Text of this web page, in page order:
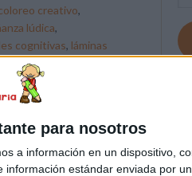
para nosotros
a información en un dispositivo,
estándar enviada por
creativo,
lúdica,
cognitivas, láminas